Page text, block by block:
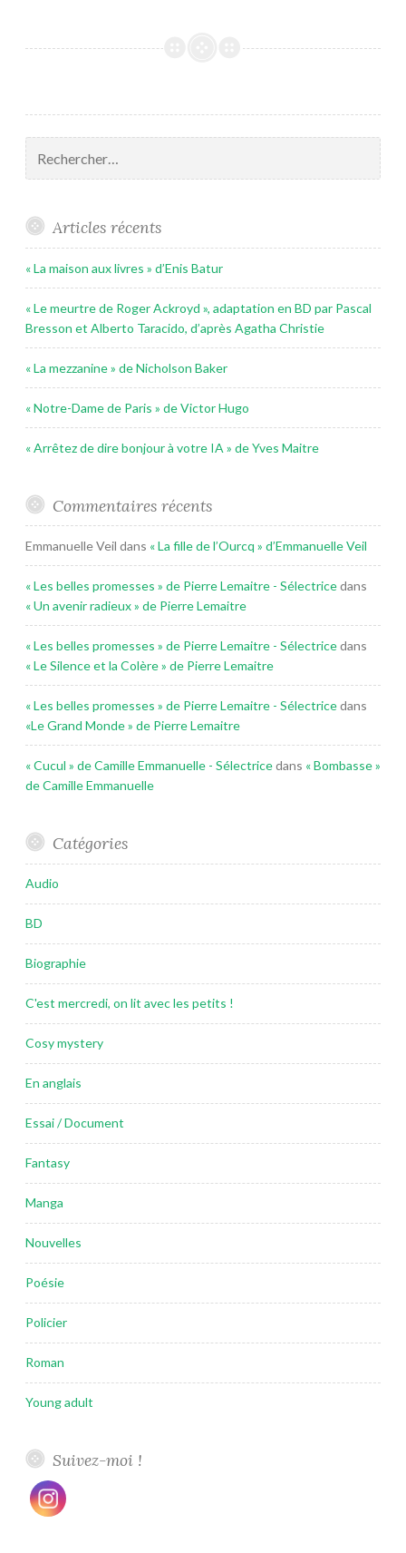
Articles récents
« La maison aux livres » d’Enis Batur
« Le meurtre de Roger Ackroyd », adaptation en BD par Pascal
Bresson et Alberto Taracido, d’après Agatha Christie
« La mezzanine » de Nicholson Baker
« Notre-Dame de Paris » de Victor Hugo
« Arrêtez de dire bonjour à votre IA » de Yves Maitre
Commentaires récents
Emmanuelle Veil dans « La fille de l’Ourcq » d’Emmanuelle Veil
« Les belles promesses » de Pierre Lemaitre - Sélectricedans
« Un avenir radieux » de Pierre Lemaitre
« Les belles promesses » de Pierre Lemaitre - Sélectricedans
« Le Silence et la Colère » de Pierre Lemaitre
« Les belles promesses » de Pierre Lemaitre - Sélectricedans
«Le Grand Monde » de Pierre Lemaitre
« Cucul » de Camille Emmanuelle - Sélectricedans « Bombasse »
de Camille Emmanuelle
Catégories
Audio
BD
Biographie
C'est mercredi, on lit avec les petits !
Cosy mystery
En anglais
Essai / Document
Fantasy
Manga
Nouvelles
Poésie
Policier
Roman
Young adult
Suivez-moi !